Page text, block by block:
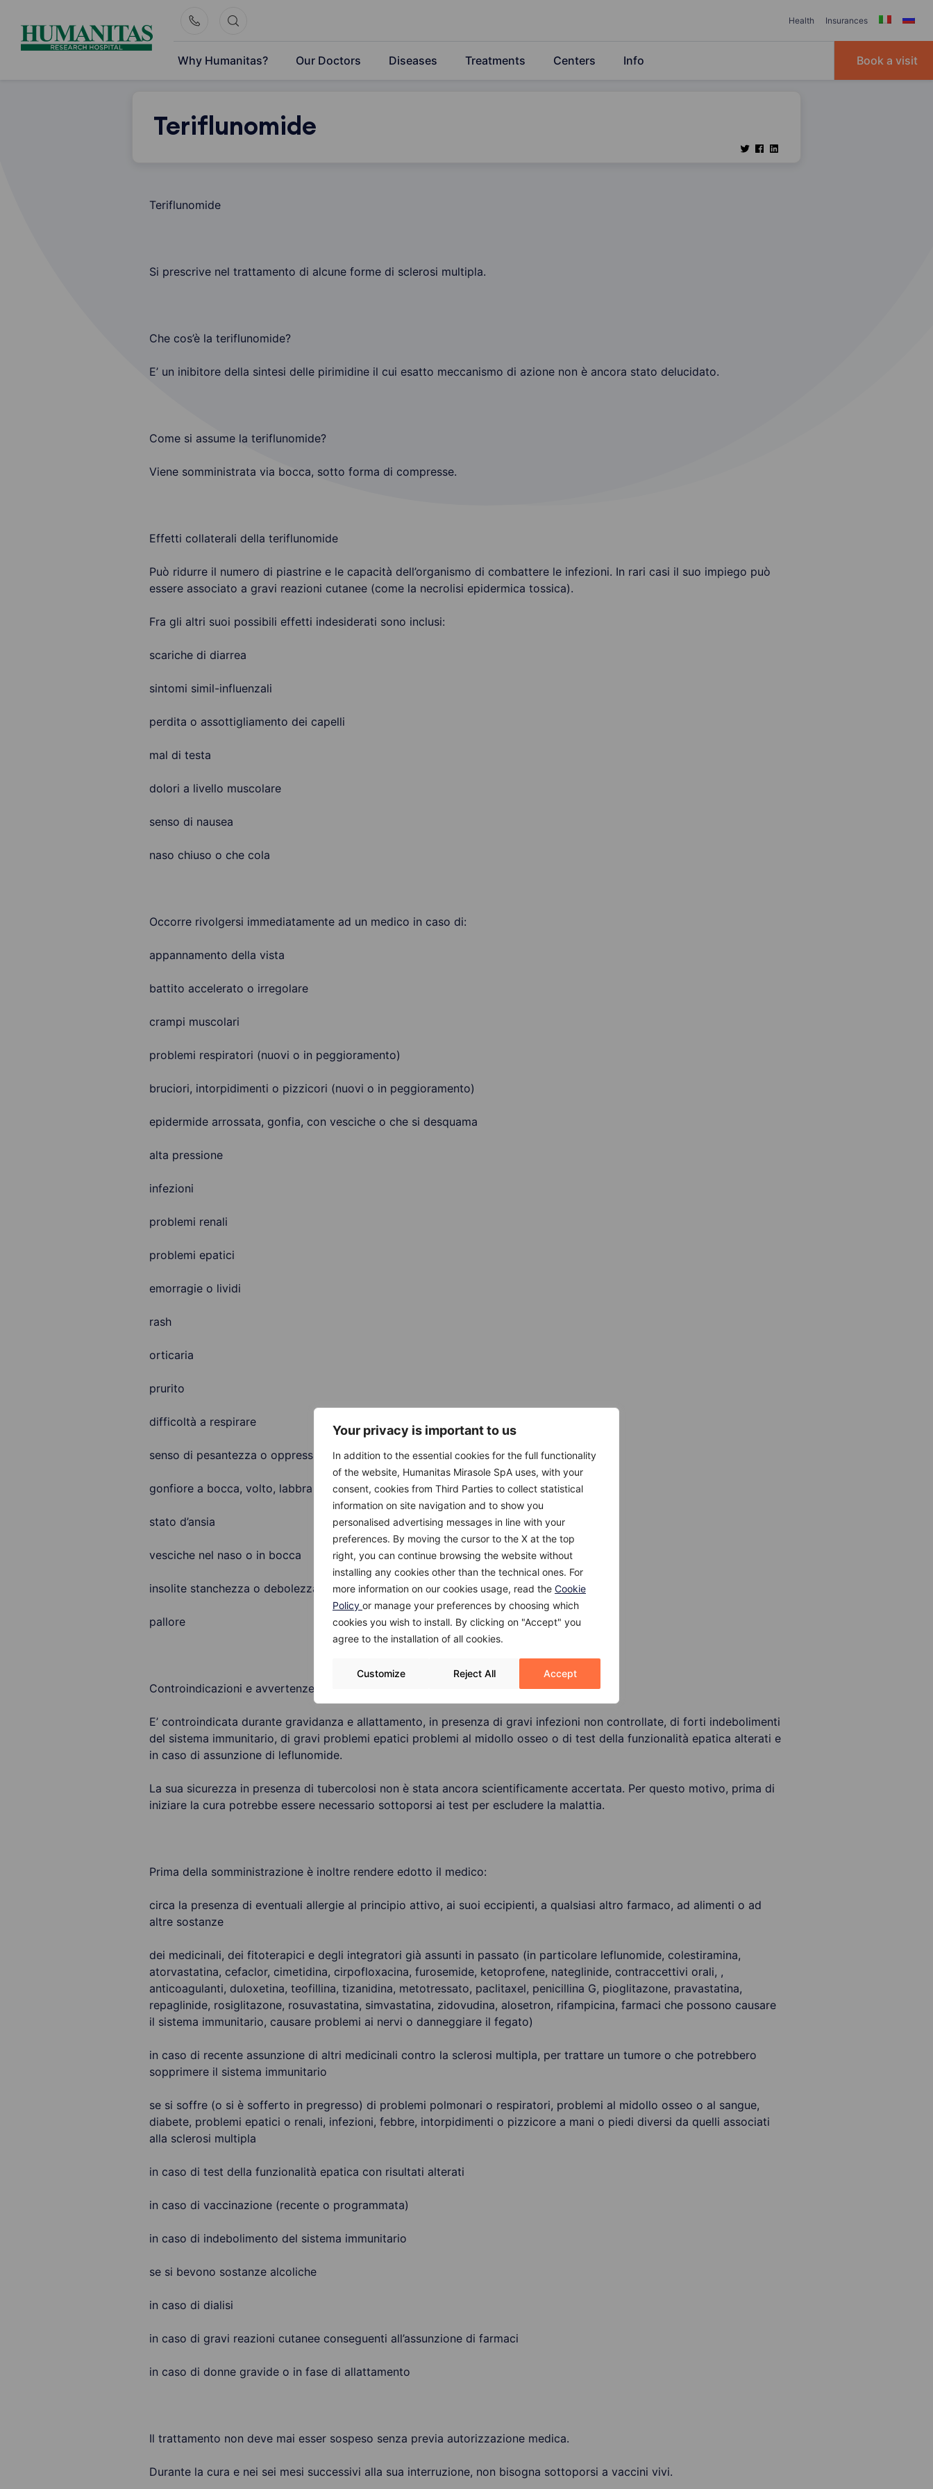
Your privacy is important to us
In addition to the essential cookies for the full functionality
of the website, Humanitas Mirasole SpA uses, with your
consent, cookies from Third Parties to collect statistical
information on site navigation and to show you
personalised advertising messages in line with your
preferences. By moving the cursor to the X at the top
right, you can continue browsing the website without
installing any cookies other than the technical ones. For
more information on our cookies usage, read the Cookie
Policy or manage your preferences by choosing which
cookies you wish to install. By clicking on "Accept" you
agree to the installation of all cookies.
Customize Reject All Accept
content
Health Insurances
Why Humanitas? Our Doctors Diseases Treatments Centers Info Book a visit
Teriflunomide
Teriflunomide
Si prescrive nel trattamento di alcune forme di sclerosi multipla.
Che cos’è la teriflunomide?
E’ un inibitore della sintesi delle pirimidine il cui esatto meccanismo di azione non è ancora stato delucidato.
Come si assume la teriflunomide?
Viene somministrata via bocca, sotto forma di compresse.
Effetti collaterali della teriflunomide
Può ridurre il numero di piastrine e le capacità dell’organismo di combattere le infezioni. In rari casi il suo impiego può
essere associato a gravi reazioni cutanee (come la necrolisi epidermica tossica).
Fra gli altri suoi possibili effetti indesiderati sono inclusi:
scariche di diarrea
sintomi simil-influenzali
perdita o assottigliamento dei capelli
mal di testa
dolori a livello muscolare
senso di nausea
naso chiuso o che cola
Occorre rivolgersi immediatamente ad un medico in caso di:
appannamento della vista
battito accelerato o irregolare
crampi muscolari
problemi respiratori (nuovi o in peggioramento)
bruciori, intorpidimenti o pizzicori (nuovi o in peggioramento)
epidermide arrossata, gonfia, con vesciche o che si desquama
alta pressione
infezioni
problemi renali
problemi epatici
emorragie o lividi
rash
orticaria
prurito
difficoltà a respirare
senso di pesantezza o oppressione o dolore al petto
gonfiore a bocca, volto, labbra o lingua
stato d’ansia
vesciche nel naso o in bocca
insolite stanchezza o debolezza
pallore
Controindicazioni e avvertenze
E’ controindicata durante gravidanza e allattamento, in presenza di gravi infezioni non controllate, di forti indebolimenti
del sistema immunitario, di gravi problemi epatici problemi al midollo osseo o di test della funzionalità epatica alterati e
in caso di assunzione di leflunomide.
La sua sicurezza in presenza di tubercolosi non è stata ancora scientificamente accertata. Per questo motivo, prima di
iniziare la cura potrebbe essere necessario sottoporsi ai test per escludere la malattia.
Prima della somministrazione è inoltre rendere edotto il medico:
circa la presenza di eventuali allergie al principio attivo, ai suoi eccipienti, a qualsiasi altro farmaco, ad alimenti o ad
altre sostanze
dei medicinali, dei fitoterapici e degli integratori già assunti in passato (in particolare leflunomide, colestiramina,
atorvastatina, cefaclor, cimetidina, cirpofloxacina, furosemide, ketoprofene, nateglinide, contraccettivi orali, ,
anticoagulanti, duloxetina, teofillina, tizanidina, metotressato, paclitaxel, penicillina G, pioglitazone, pravastatina,
repaglinide, rosiglitazone, rosuvastatina, simvastatina, zidovudina, alosetron, rifampicina, farmaci che possono causare
il sistema immunitario, causare problemi ai nervi o danneggiare il fegato)
in caso di recente assunzione di altri medicinali contro la sclerosi multipla, per trattare un tumore o che potrebbero
sopprimere il sistema immunitario
se si soffre (o si è sofferto in pregresso) di problemi polmonari o respiratori, problemi al midollo osseo o al sangue,
diabete, problemi epatici o renali, infezioni, febbre, intorpidimenti o pizzicore a mani o piedi diversi da quelli associati
alla sclerosi multipla
in caso di test della funzionalità epatica con risultati alterati
in caso di vaccinazione (recente o programmata)
in caso di indebolimento del sistema immunitario
se si bevono sostanze alcoliche
in caso di dialisi
in caso di gravi reazioni cutanee conseguenti all’assunzione di farmaci
in caso di donne gravide o in fase di allattamento
Il trattamento non deve mai esser sospeso senza previa autorizzazione medica.
Durante la cura e nei sei mesi successivi alla sua interruzione, non bisogna sottoporsi a vaccini vivi.